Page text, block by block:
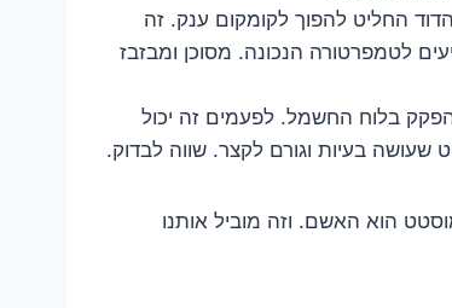
החליט להפוך לקומקום ענק. זה
לטמפרטורה הנכונה. מסוכן ומבזבז
בלוח החשמל. לפעמים זה יכול
בעיות וגורם לקצר. שווה לבדוק.
הוא האשם. וזה מוביל אותנו